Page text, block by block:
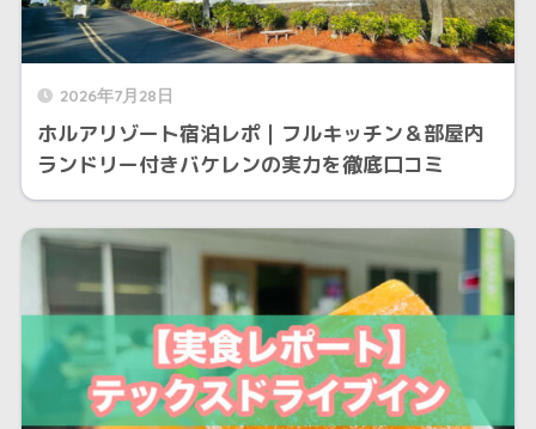
2026年7月28日
ホルアリゾート宿泊レポ｜フルキッチン＆部屋内
ランドリー付きバケレンの実力を徹底口コミ